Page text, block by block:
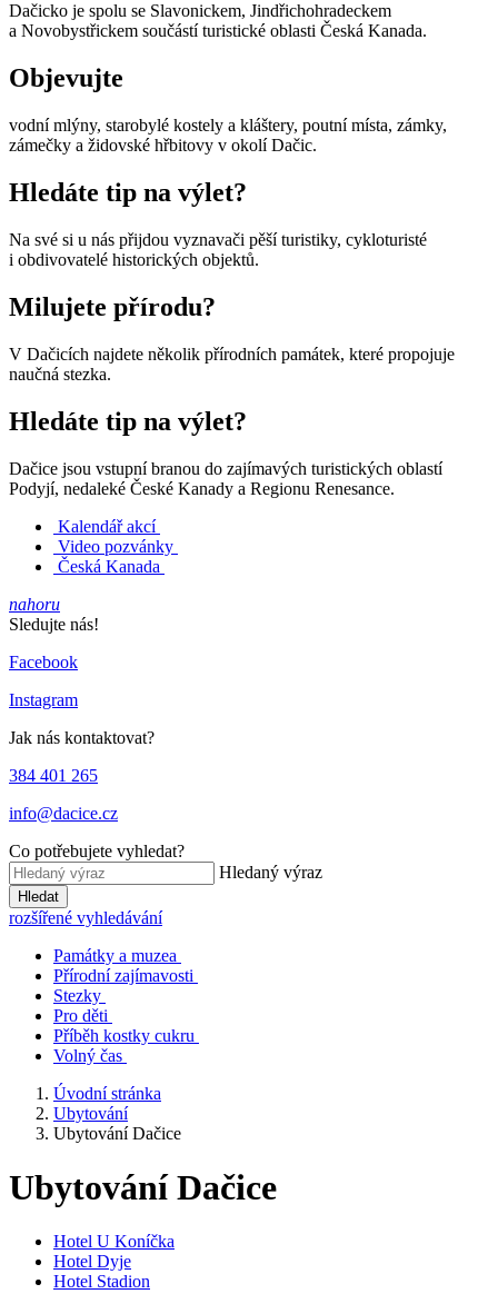
Dačicko je spolu se Slavonickem, Jindřichohradeckem
a Novobystřickem součástí turistické oblasti Česká Kanada.
Objevujte
vodní mlýny, starobylé kostely a kláštery, poutní místa, zámky,
zámečky a židovské hřbitovy v okolí Dačic.
Hledáte tip na výlet?
Na své si u nás přijdou vyznavači pěší turistiky, cykloturisté
i obdivovatelé historických objektů.
Milujete přírodu?
V Dačicích najdete několik přírodních památek, které propojuje
naučná stezka.
Hledáte tip na výlet?
Dačice jsou vstupní branou do zajímavých turistických oblastí
Podyjí, nedaleké České Kanady a Regionu Renesance.
Kalendář akcí
Video pozvánky
Česká Kanada
nahoru
Sledujte nás!
Facebook
Instagram
Jak nás kontaktovat?
384 401 265
info@dacice.cz
Co potřebujete vyhledat?
Hledaný výraz
Hledat
rozšířené vyhledávání
Památky a muzea
Přírodní zajímavosti
Stezky
Pro děti
Příběh kostky cukru
Volný čas
Úvodní stránka
Ubytování
Ubytování Dačice
Ubytování Dačice
Hotel U Koníčka
Hotel Dyje
Hotel Stadion